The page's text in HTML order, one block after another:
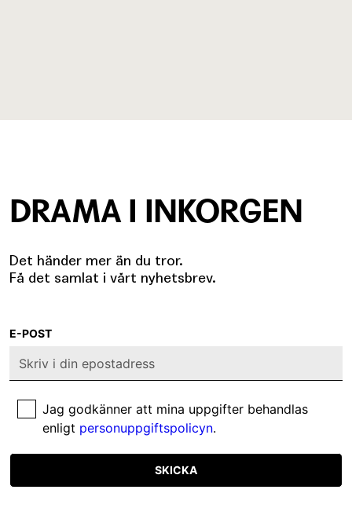
DRAMA I INKORGEN
Det händer mer än du tror.
Få det samlat i vårt nyhetsbrev.
E-POST
Jag godkänner att mina uppgifter behandlas
enligt personuppgiftspolicyn.
SKICKA